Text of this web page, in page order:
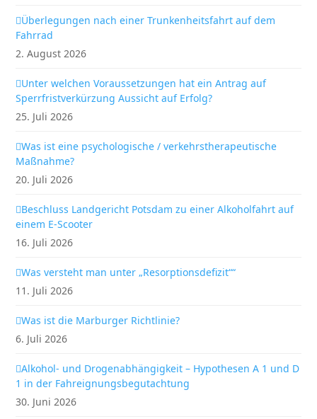
Überlegungen nach einer Trunkenheitsfahrt auf dem
Fahrrad
2. August 2026
Unter welchen Voraussetzungen hat ein Antrag auf
Sperrfristverkürzung Aussicht auf Erfolg?
25. Juli 2026
Was ist eine psychologische / verkehrstherapeutische
Maßnahme?
20. Juli 2026
Beschluss Landgericht Potsdam zu einer Alkoholfahrt auf
einem E-Scooter
16. Juli 2026
Was versteht man unter „Resorptionsdefizit““
11. Juli 2026
Was ist die Marburger Richtlinie?
6. Juli 2026
Alkohol- und Drogenabhängigkeit – Hypothesen A 1 und D
1 in der Fahreignungsbegutachtung
30. Juni 2026